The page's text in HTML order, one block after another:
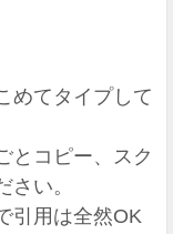
めてタイプして
とコピー、スク
い。
引用は全然OK